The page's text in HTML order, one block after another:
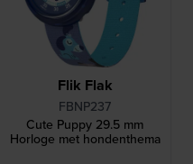
Flik Flak
FBNP237
Cute Puppy 29.5 mm
Horloge met hondenthema